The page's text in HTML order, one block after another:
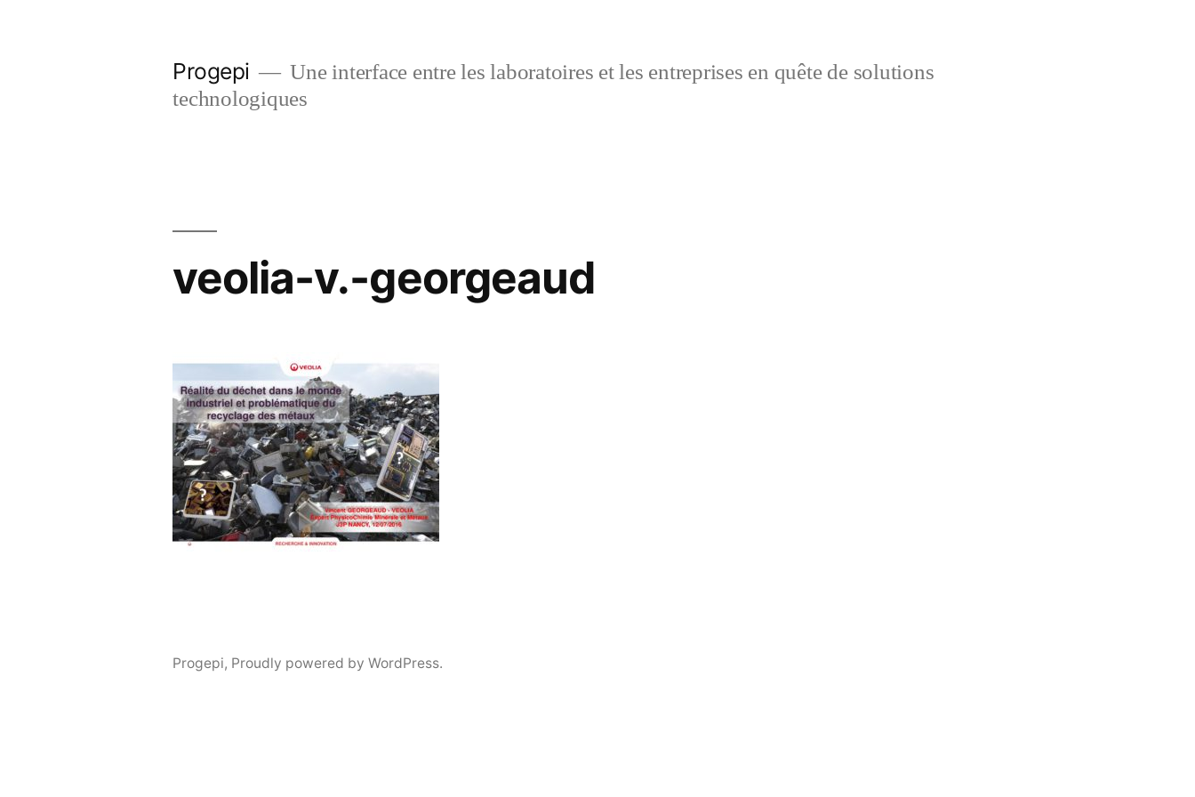
Progepi
Une interface entre les laboratoires et les entreprises en quête de solutions
technologiques
veolia-v.-georgeaud
Progepi, Proudly powered by WordPress.